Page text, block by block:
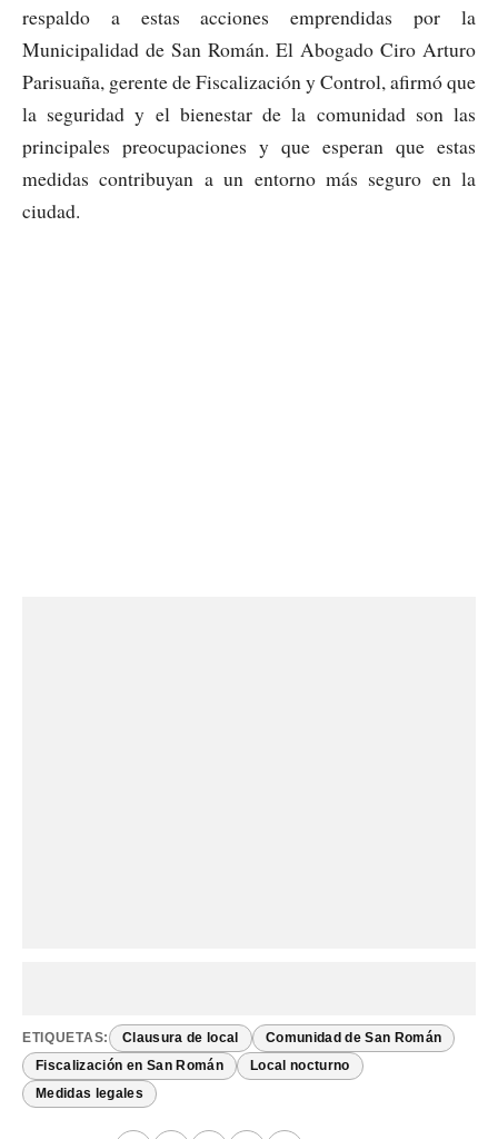
respaldo a estas acciones emprendidas por la
Municipalidad de San Román. El Abogado Ciro Arturo
Parisuaña, gerente de Fiscalización y Control, afirmó que
la seguridad y el bienestar de la comunidad son las
principales preocupaciones y que esperan que estas
medidas contribuyan a un entorno más seguro en la
ciudad.
ETIQUETAS: Clausura de local Comunidad de San Román
Fiscalización en San Román Local nocturno
Medidas legales